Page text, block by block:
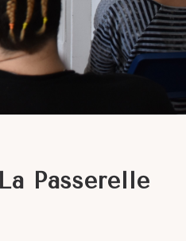
Passerelle